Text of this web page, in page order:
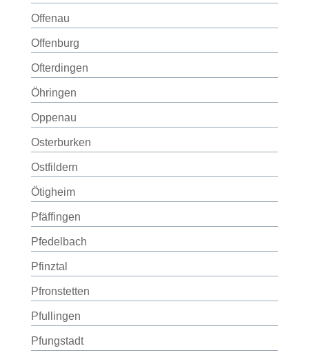
Offenau
Offenburg
Ofterdingen
Öhringen
Oppenau
Osterburken
Ostfildern
Ötigheim
Pfäffingen
Pfedelbach
Pfinztal
Pfronstetten
Pfullingen
Pfungstadt